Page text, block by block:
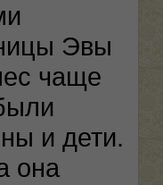
Эвы
чаще
и дети.
она